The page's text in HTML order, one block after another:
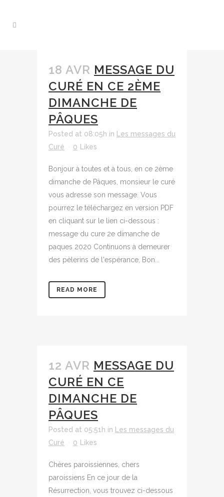
18 AVR MESSAGE DU
CURÉ EN CE 2ÈME
DIMANCHE DE
PÂQUES
Posted at 08:05h in
Les messages du
Curé
0 Likes
Bonjour à toutes et à tous, en ce 2ème
dimanche de Pâques, monsieur le curé
vous adresse son message. Vous
pourrez le téléchargez en version PDF
en cliquant sur le lien ci-dessous :
message du cure 2e dimanche de
paques 2020 Continuons à demeurer
des pèlerins de l'espérance, Bon...
READ MORE
12 AVR MESSAGE DU
CURÉ EN CE
DIMANCHE DE
PÂQUES
Posted at 05:51h in
Les messages du
Curé
0 Likes
Chères paroissiennes, chers
paroissiens En ce jour de la
Résurrection, vous trouvez ci-dessous